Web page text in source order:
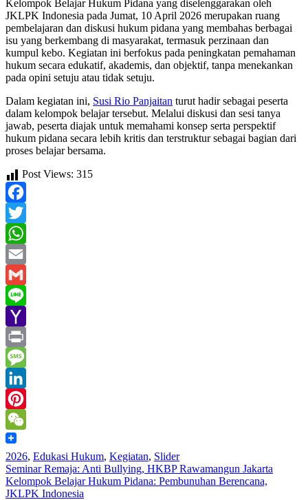
Kelompok Belajar Hukum Pidana yang diselenggarakan oleh
JKLPK Indonesia pada Jumat, 10 April 2026 merupakan ruang
pembelajaran dan diskusi hukum pidana yang membahas berbagai
isu yang berkembang di masyarakat, termasuk perzinaan dan
kumpul kebo. Kegiatan ini berfokus pada peningkatan pemahaman
hukum secara edukatif, akademis, dan objektif, tanpa menekankan
pada opini setuju atau tidak setuju.
Dalam kegiatan ini, Susi Rio Panjaitan turut hadir sebagai peserta
dalam kelompok belajar tersebut. Melalui diskusi dan sesi tanya
jawab, peserta diajak untuk memahami konsep serta perspektif
hukum pidana secara lebih kritis dan terstruktur sebagai bagian dari
proses belajar bersama.
Post Views: 315
Facebook
Twitter
WhatsApp
Email
Gmail
Line
Yahoo
Mail
Print
Message
LinkedIn
Pinterest
WeChat
2026, Edukasi Hukum, Kegiatan, Slider
Post
navigation
Seminar Remaja: Anti Bullying, HKBP Rawamangun Jakarta
Kelompok Belajar Hukum Pidana: Pembunuhan Berencana,
JKLPK Indonesia